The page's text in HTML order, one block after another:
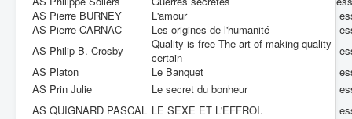
AS Pierre BURNEY
L'amour
AS Pierre CARNAC
Les origines de l'humanité
AS Philip B. Crosby
Quality is free The art of making quality
certain
AS Platon
Le Banquet
AS Prin Julie
Le secret du bonheur
AS QUIGNARD PASCAL LE SEXE ET L'EFFROI.